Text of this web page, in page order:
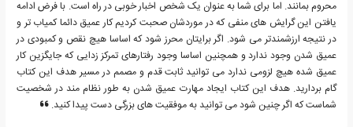
محروم بمانند. اما برای شما به عنوان یک شخص اخبار خوبی در راه است. با فرض ادامه
یافتن این گرایش های منفی که در موردشان صحبت کردیم کار عمیق دائما کمیاب تر و
در نتیجه ارزشمندتر می شود. اگر برایتان محرز شود که اساسا هیچ نقص و کمبودی در
عمیق شدن وجود ندارد و همچنین اساسا وجود رفتارهای تمرکز زدایی که جایگزین کار
عمیق شده هیچ لزومی ندارد می توانید ثابت قدم و مصمم در مسیر هدف این کتاب
گام بردارید. هدف این کتاب ایجاد مهارت عمیق شدن به طور نظام مند در شخصیت
شماست که اگر چنین شود می توانید به موفقیت های بزرگی دست پیدا کنید.